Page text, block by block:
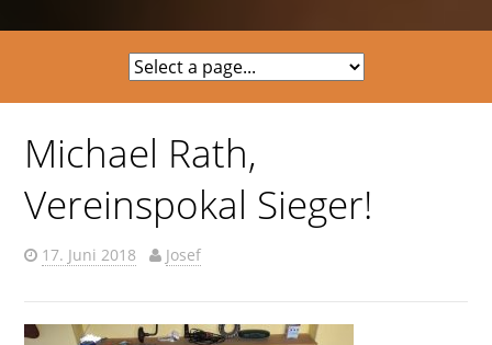
Michael Rath,
Vereinspokal Sieger!
17. Juni 2018 Josef